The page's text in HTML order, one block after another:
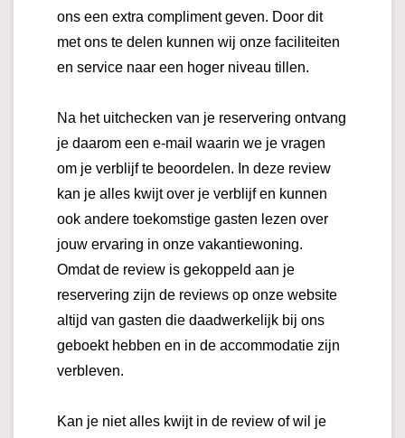
ons een extra compliment geven. Door dit
met ons te delen kunnen wij onze faciliteiten
en service naar een hoger niveau tillen.
Na het uitchecken van je reservering ontvang
je daarom een e-mail waarin we je vragen
om je verblijf te beoordelen. In deze review
kan je alles kwijt over je verblijf en kunnen
ook andere toekomstige gasten lezen over
jouw ervaring in onze vakantiewoning.
Omdat de review is gekoppeld aan je
reservering zijn de reviews op onze website
altijd van gasten die daadwerkelijk bij ons
geboekt hebben en in de accommodatie zijn
verbleven.
Kan je niet alles kwijt in de review of wil je